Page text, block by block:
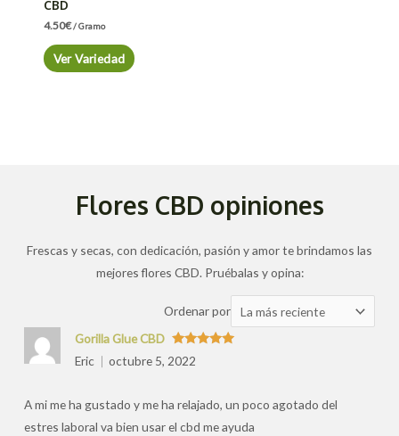
CBD
4.50€/ Gramo
Ver Variedad
Flores CBD opiniones
Frescas y secas, con dedicación, pasión y amor te brindamos las
mejores flores CBD. Pruébalas y opina:
Ordenar por Ordenar
las
Valorado
con
Gorilla Glue CBD
Eric
octubre 5, 2022
A mi me ha gustado y me ha relajado, un poco agotado del
estres laboral va bien usar el cbd me ayuda